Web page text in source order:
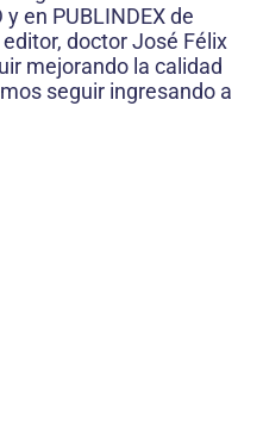
y en PUBLINDEX de
doctor José Félix
mejorando la calidad
seguir ingresando a